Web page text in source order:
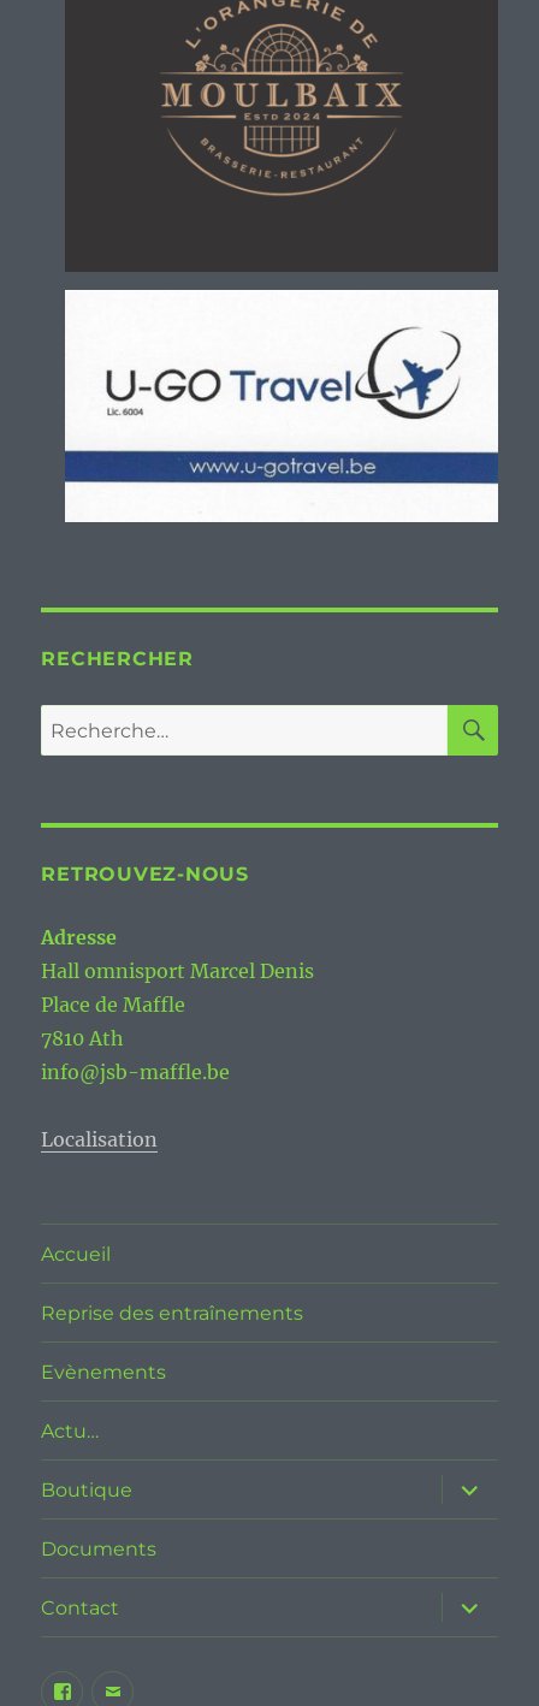
RECHERCHER
Recherche
pour :
RETROUVEZ-NOUS
Adresse
Hall omnisport Marcel Denis
Place de Maffle
7810 Ath
info@jsb-maffle.be
Localisation
Accueil
Reprise des entraînements
Evènements
Actu…
Boutique
ouvrir
le
sous-
Documents
Contact
ouvrir
le
sous-
Facebook
E-